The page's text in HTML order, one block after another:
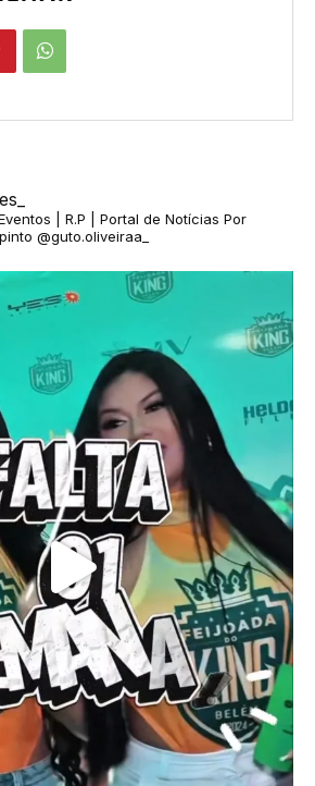
| R.P | Portal de Notícias Por
@guto.oliveiraa_